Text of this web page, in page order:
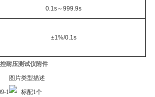
0.1s～999.9s
±1%/0.1s
耐压测试仪附件
图片类型描述
1 标配1个